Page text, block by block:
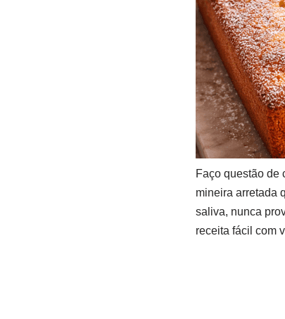
Faço questão de
mineira arretada
saliva, nunca
receita fácil com